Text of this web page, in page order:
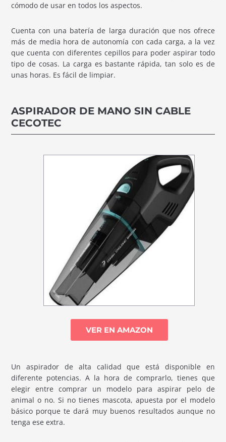
cómodo de usar en todos los aspectos.
Cuenta con una batería de larga duración que nos ofrece
más de media hora de autonomía con cada carga, a la vez
que cuenta con diferentes cepillos para poder aspirar todo
tipo de cosas. La carga es bastante rápida, tan solo es de
unas horas. Es fácil de limpiar.
ASPIRADOR DE MANO SIN CABLE
CECOTEC
VER EN AMAZON
Un aspirador de alta calidad que está disponible en
diferente potencias. A la hora de comprarlo, tienes que
elegir entre comprar un modelo para aspirar pelo de
animal o no. Si no tienes mascota, apuesta por el modelo
básico porque te dará muy buenos resultados aunque no
tenga ese extra.